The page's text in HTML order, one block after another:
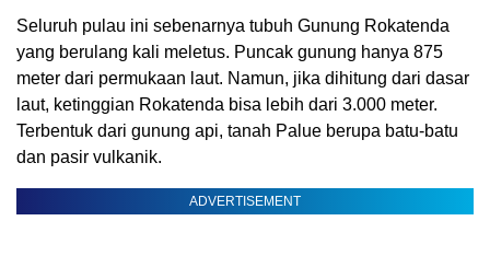
Seluruh pulau ini sebenarnya tubuh Gunung Rokatenda
yang berulang kali meletus. Puncak gunung hanya 875
meter dari permukaan laut. Namun, jika dihitung dari dasar
laut, ketinggian Rokatenda bisa lebih dari 3.000 meter.
Terbentuk dari gunung api, tanah Palue berupa batu-batu
dan pasir vulkanik.
ADVERTISEMENT